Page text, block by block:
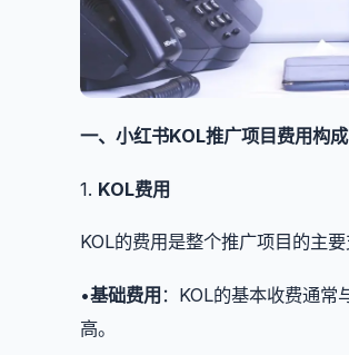
一、小红书KOL推广项目费用构成
1. KOL费用
KOL的费用是整个推广项目的主
•基础费用 ：KOL的基本收费通
高。